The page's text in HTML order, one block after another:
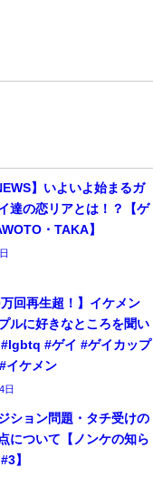
】いよいよ始まるガ
達の恋リアとは！？【ゲ
・TAKA】
万回再生超！】イケメン
ルに好きなところを聞い
#ゲイ #ゲイカップ
イケメン
日
ション問題・タチ受けの
について【ノンケの知ら
】